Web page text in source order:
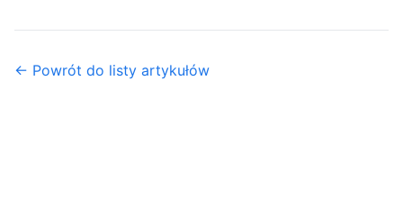
← Powrót do listy artykułów